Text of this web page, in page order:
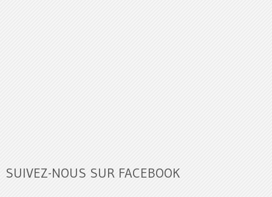
SUIVEZ-NOUS SUR FACEBOOK